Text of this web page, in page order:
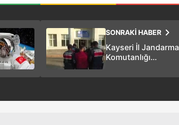
SONRAKİ HABER
Kayseri İl Jandarma
Komutanlığı
üyesi yabancı